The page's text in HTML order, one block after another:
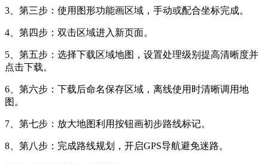
3、第三步：使用图形功能画区域，手动或配合坐标完成。
4、第四步：双击区域进入新页面。
5、第五步：选择下载区域地图，设置处理级别提高清晰度并
点击下载。
6、第六步：下载后命名保存区域，离线使用时清晰调用地
图。
7、第七步：放大地图利用按钮画初步路线标记。
8、第八步：完成路线规划，开启GPS导航避免迷路。